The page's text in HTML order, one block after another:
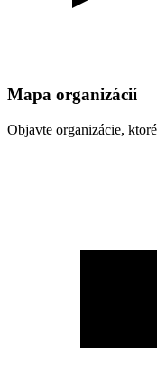
Mapa organizácií
Objavte organizácie,